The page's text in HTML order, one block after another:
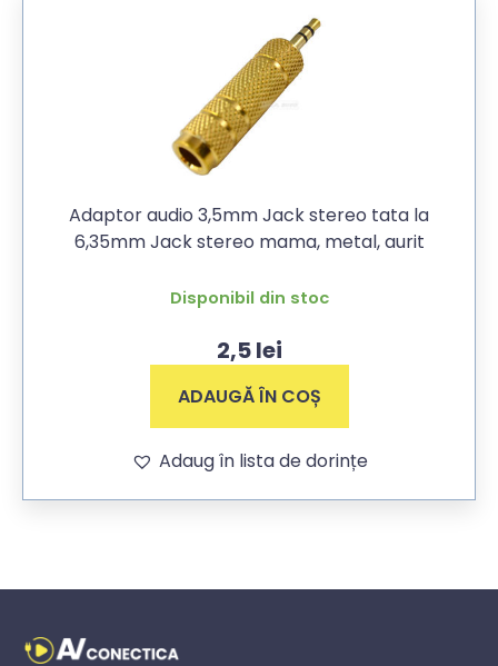
Adaptor audio 3,5mm Jack stereo tata la
6,35mm Jack stereo mama, metal, aurit
Disponibil din stoc
2,5lei
ADAUGĂ ÎN COȘ
Adaug în lista de dorințe